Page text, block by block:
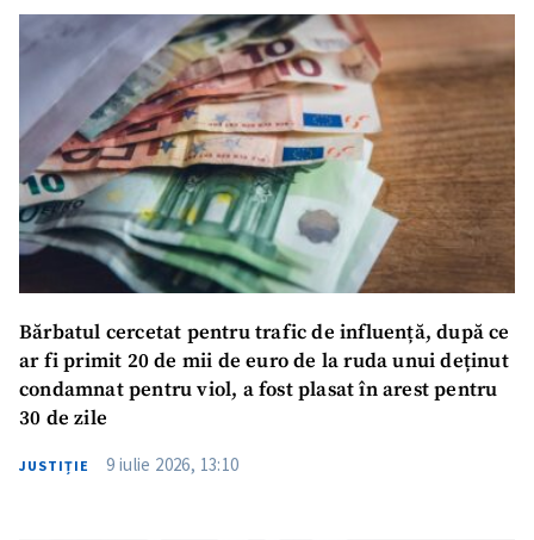
Trimite o informație
Despre ZdG
in English
на русском
Bărbatul cercetat pentru trafic de influență, după ce
ar fi primit 20 de mii de euro de la ruda unui deținut
condamnat pentru viol, a fost plasat în arest pentru
30 de zile
JUSTIȚIE 9 iulie 2026, 13:10